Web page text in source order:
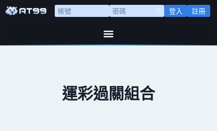
登入 註冊
運彩過關組合